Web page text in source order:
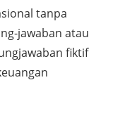
tanpa
jawaban atau
fiktif